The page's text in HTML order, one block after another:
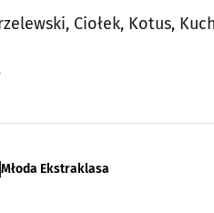
Ciołek, Kotus,
Młoda Ekstraklasa